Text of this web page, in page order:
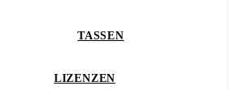
TASSEN
LIZENZEN